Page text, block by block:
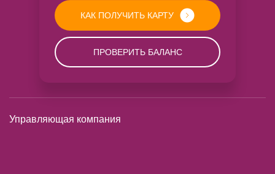
КАК ПОЛУЧИТЬ КАРТУ
ПРОВЕРИТЬ БАЛАНС
Управляющая компания